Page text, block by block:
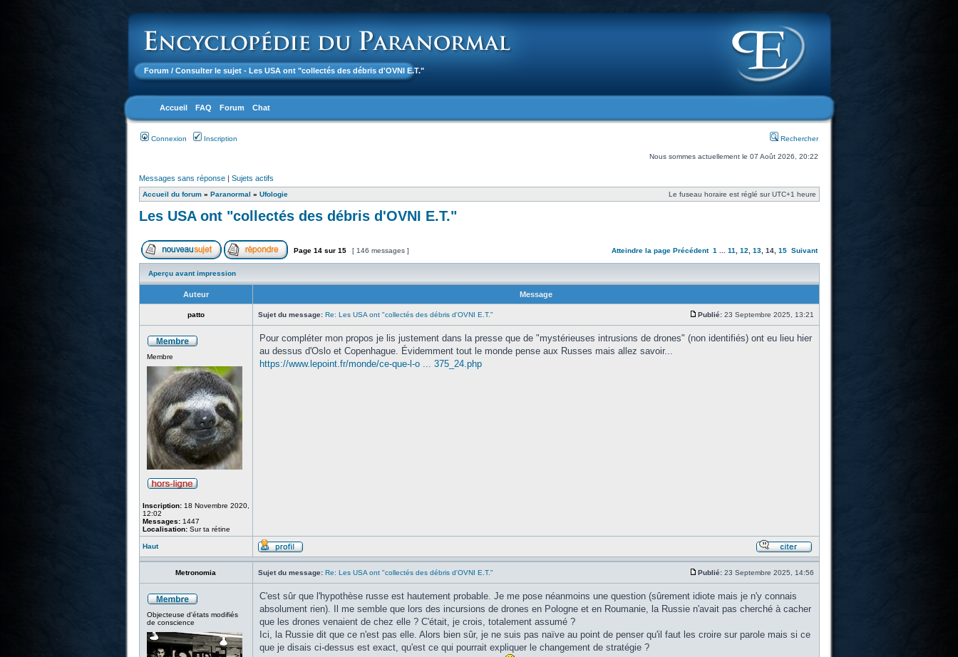
Forum / Consulter le sujet - Les USA ont "collectés des débris d'OVNI E.T."
Accueil FAQ Forum Chat
Connexion Inscription Rechercher
Nous sommes actuellement le 07 Août 2026, 20:22
Messages sans réponse| Sujets actifs
Accueil du forum» Paranormal » Ufologie Le fuseau horaire est réglé sur UTC+1 heure
Les USA ont "collectés des débris d'OVNI E.T."
Page 14sur 15 [ 146 messages ] Atteindre la page Précédent 1 11 12 13, 14, 15 Suivant
Aperçu avant impression
Auteur Message
patto Sujet du message: Re: Les USA ont "collectés des débris d'OVNI E.T." Publié:23 Septembre 2025, 13:21
Membre
Inscription:18 Novembre 2020,
12:02
Messages:1447
Localisation:Sur ta rétine
Pour compléter mon propos je lis justement dans la presse que de "mystérieuses intrusions de drones" (non identifiés) ont eu lieu hier
au dessus d'Oslo et Copenhague. Évidemment tout le monde pense aux Russes mais allez savoir...
https://www.lepoint.fr/monde/ce-que-l-o ... 375_24.php
Haut
Metronomia Sujet du message: Re: Les USA ont "collectés des débris d'OVNI E.T." Publié:23 Septembre 2025, 14:56
Objecteuse d'états modifiés
de conscience
C'est sûr que l'hypothèse russe est hautement probable. Je me pose néanmoins une question (sûrement idiote mais je n'y connais
absolument rien). Il me semble que lors des incursions de drones en Pologne et en Roumanie, la Russie n'avait pas cherché à cacher
que les drones venaient de chez elle ? C'était, je crois, totalement assumé ?
Ici, la Russie dit que ce n'est pas elle. Alors bien sûr, je ne suis pas naïve au point de penser qu'il faut les croire sur parole mais si ce
que je disais ci-dessus est exact, qu'est ce qui pourrait expliquer le changement de stratégie ?